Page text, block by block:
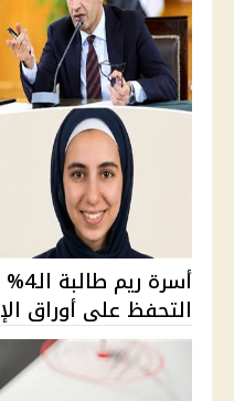
التحفظ على أوراق